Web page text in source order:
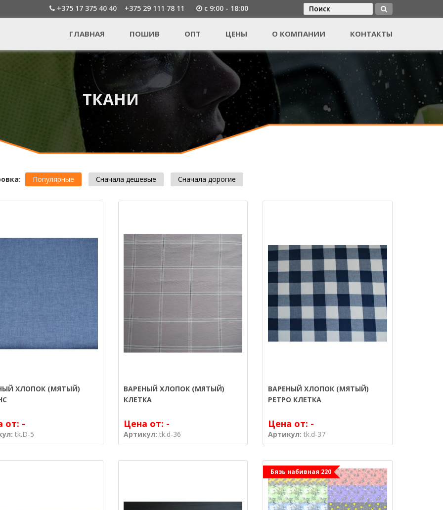
Форма поиска
+375 17 375 40 40 +375 29 111 78 11 c 9:00 - 18:00
ГЛАВНАЯ ПОШИВ ОПТ ЦЕНЫ О КОМПАНИИ КОНТАКТЫ
ТКАНИ
Популярные Сначала дешевые Сначала дорогие
ХЛОПОК (МЯТЫЙ)
от: -
tk.D-5
ВАРЕНЫЙ ХЛОПОК (МЯТЫЙ)
КЛЕТКА
Цена от: -
Артикул: tk.d-36
ВАРЕНЫЙ ХЛОПОК (МЯТЫЙ)
РЕТРО КЛЕТКА
Цена от: -
Артикул:tk.d-37
Бязь набивная 220